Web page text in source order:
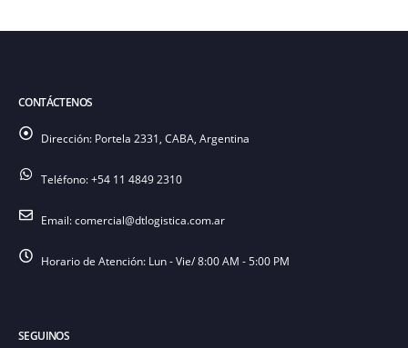
CONTÁCTENOS
Dirección: Portela 2331, CABA, Argentina
Teléfono:+54 11 4849 2310
Email:comercial@dtlogistica.com.ar
Horario de Atención: Lun - Vie/ 8:00 AM - 5:00 PM
SEGUINOS